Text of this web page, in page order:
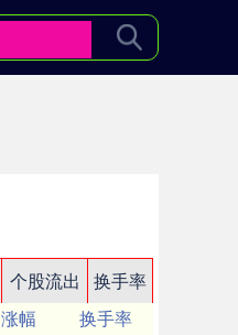
个股流出
换手率
涨幅
换手率